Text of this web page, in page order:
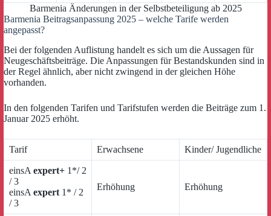
Barmenia Änderungen in der Selbstbeteiligung ab 2025
Barmenia Beitragsanpassung 2025 – welche Tarife werden
angepasst?
Bei der folgenden Auflistung handelt es sich um die Aussagen für
Neugeschäftsbeiträge. Die Anpassungen für Bestandskunden sind in
der Regel ähnlich, aber nicht zwingend in der gleichen Höhe
vorhanden.
In den folgenden Tarifen und Tarifstufen werden die Beiträge zum 1.
Januar 2025 erhöht.
Tarif Erwachsene Kinder/ Jugendliche
einsA expert+ 1*/ 2
/ 3
einsA expert 1* / 2
/ 3
Erhöhung Erhöhung